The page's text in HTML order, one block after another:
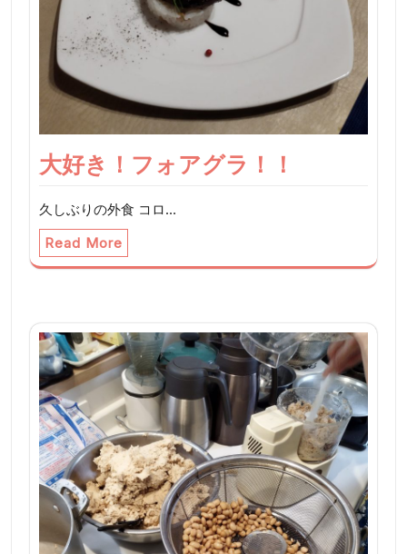
大好き！フォアグラ！！
久しぶりの外食 コロ…
Read More